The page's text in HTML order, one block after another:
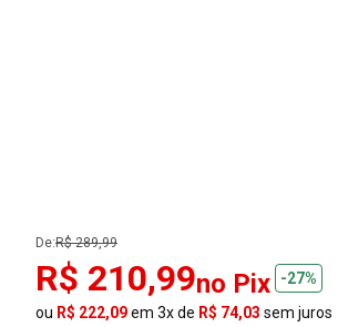
De:R$ 289,99
R$ 210,99no Pix
-27%
ou R$ 222,09em 3x de R$ 74,03 sem juros